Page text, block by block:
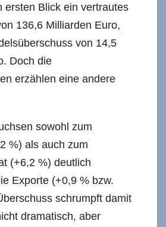
ersten Blick ein vertrautes
136,6 Milliarden Euro,
von 14,5
Doch die
erzählen eine andere
sowohl zum
%) als auch zum
(+6,2 %) deutlich
Exporte (+0,9 % bzw.
schrumpft damit
dramatisch, aber